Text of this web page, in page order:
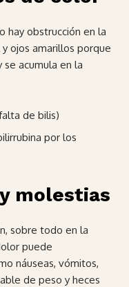
hay obstrucción en la
ojos amarillos porque
acumula en la
de bilis)
por los
molestias
sobre todo en la
puede
náuseas, vómitos,
de peso y heces